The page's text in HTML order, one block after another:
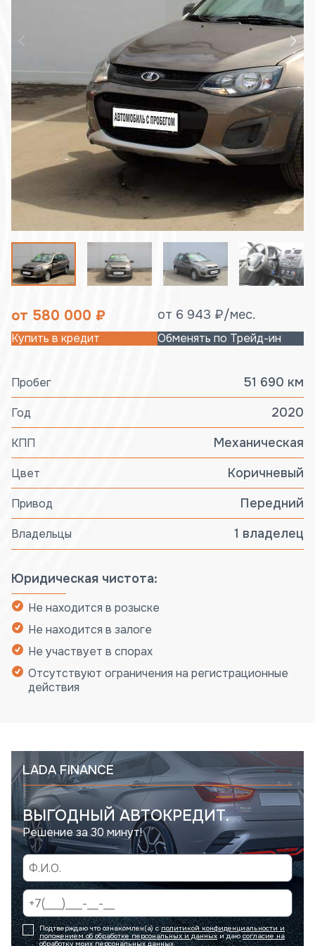
от 580 000 ₽ от 6 943 ₽/мес.
Купить в кредит Обменять по Трейд-ин
Пробег 51 690 км
Год 2020
КПП Механическая
Цвет Коричневый
Привод Передний
Владельцы 1 владелец
Юридическая чистота:
Не находится в розыске
Не находится в залоге
Не участвует в спорах
Отсутствуют ограничения на регистрационные
действия
LADA FINANCE
ВЫГОДНЫЙ АВТОКРЕДИТ.
Решение за 30 минут!
Подтверждаю что ознакомлен(а) сполитикой конфиденциальности и
положением об обработке персональных и данныхи даюсогласие на
обработку моих персональных данных